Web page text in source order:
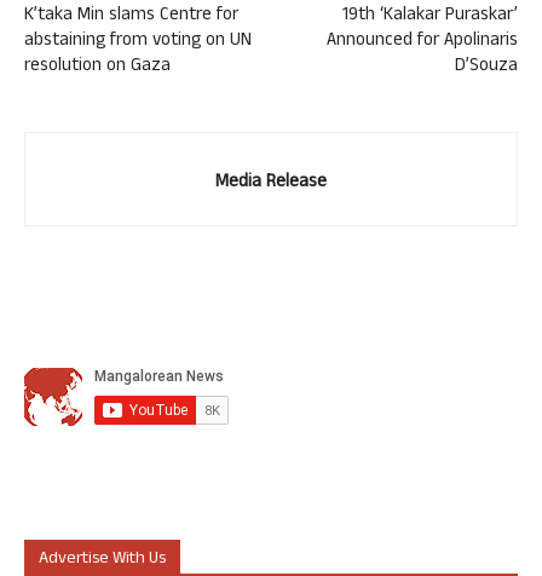
K’taka Min slams Centre for
abstaining from voting on UN
resolution on Gaza
19th ‘Kalakar Puraskar’
Announced for Apolinaris
D’Souza
Media Release
Advertise With Us